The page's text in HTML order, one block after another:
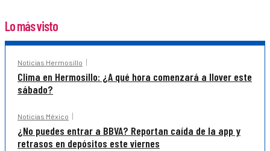
Lo más visto
Noticias Hermosillo
Clima en Hermosillo: ¿A qué hora comenzará a llover este
sábado?
Noticias México
¿No puedes entrar a BBVA? Reportan caída de la app y
retrasos en depósitos este viernes